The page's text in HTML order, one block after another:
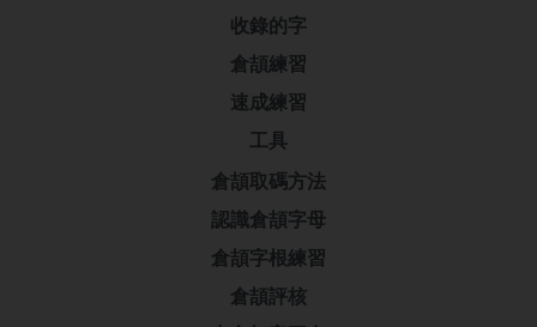
收錄的字
倉頡練習
速成練習
工具
倉頡取碼方法
認識倉頡字母
倉頡字根練習
倉頡評核